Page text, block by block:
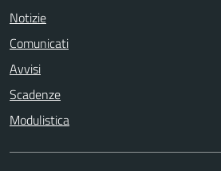
Notizie
Comunicati
Avvisi
Scadenze
Modulistica